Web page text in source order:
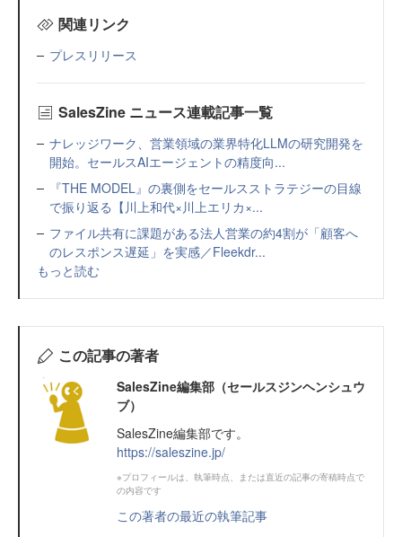
関連リンク
プレスリリース
SalesZine ニュース連載記事一覧
ナレッジワーク、営業領域の業界特化LLMの研究開発を
開始。セールスAIエージェントの精度向...
『THE MODEL』の裏側をセールスストラテジーの目線
で振り返る【川上和代×川上エリカ×...
ファイル共有に課題がある法人営業の約4割が「顧客へ
のレスポンス遅延」を実感／Fleekdr...
もっと読む
この記事の著者
SalesZine編集部（セールスジンヘンシュウ
ブ）
SalesZine編集部です。
https://saleszine.jp/
※プロフィールは、執筆時点、または直近の記事の寄稿時点で
の内容です
この著者の最近の執筆記事